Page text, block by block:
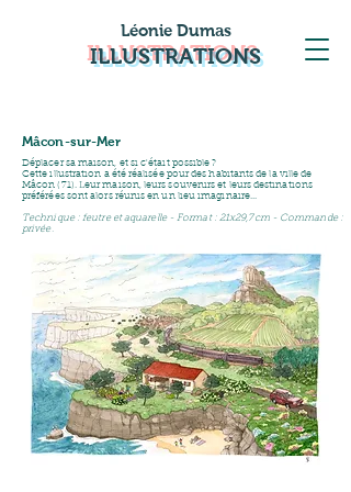
Léonie Dumas
ILLUSTRATIONS
Mâcon-sur-Mer
Déplacer sa maison, et si c'était possible ?
Cette illustration a été réalisée pour des habitants de la ville de
Mâcon (71). Leur maison, leurs souvenirs et leurs destinations
préférées sont alors réunis en un lieu imaginaire...
Technique : feutre et aquarelle - Format : 21x29,7cm - Commande :
privée.